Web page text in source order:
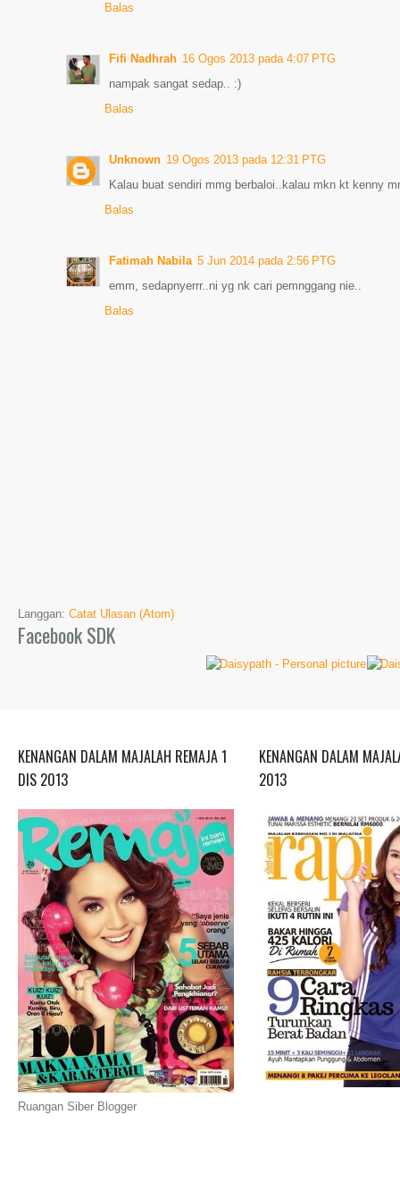
Balas
Fifi Nadhrah 16 Ogos 2013 pada 4:07 PTG
nampak sangat sedap.. :)
Balas
Unknown 19 Ogos 2013 pada 12:31 PTG
Kalau buat sendiri mmg berbaloi..kalau mkn kt kenny
Balas
Fatimah Nabila 5 Jun 2014 pada 2:56 PTG
emm, sedapnyerrr..ni yg nk cari pemnggang nie..
Balas
Langgan: Catat Ulasan (Atom)
Facebook SDK
KENANGAN DALAM MAJALAH REMAJA 1
DIS 2013
Ruangan Siber Blogger
KENANGAN DALAM
2013